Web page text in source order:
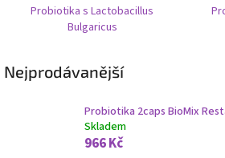
Probiotika s Lactobacillus
Bulgaricus
Nejprodávanější
Probiotika 2caps BioMix
Skladem
966 Kč